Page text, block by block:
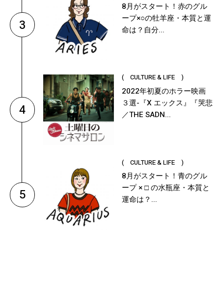
3
8月がスタート！赤のグル
ープ×○の牡羊座・本質と運
命は？自分...
4
( CULTURE & LIFE )
2022年初夏のホラー映画
３選-『X エックス』『哭悲
／THE SADN...
5
( CULTURE & LIFE )
8月がスタート！青のグル
ープ × □ の水瓶座・本質と
運命は？...